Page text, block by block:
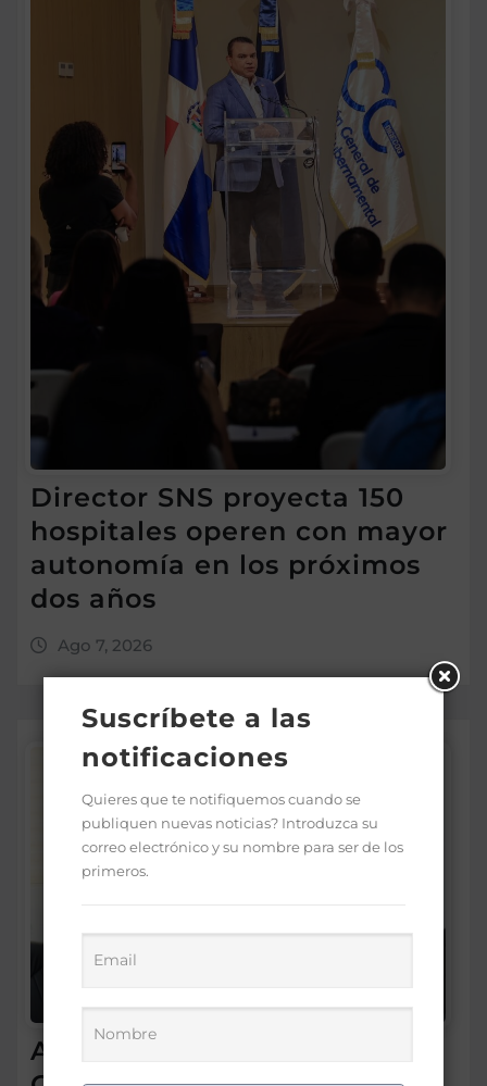
Director SNS proyecta 150
hospitales operen con mayor
autonomía en los próximos
dos años
Ago 7, 2026
Asotedom reconoce a Rafael
Suscríbete a las
notificaciones
Quieres que te notifiquemos cuando se
publiquen nuevas noticias? Introduzca su
correo electrónico y su nombre para ser de los
primeros.